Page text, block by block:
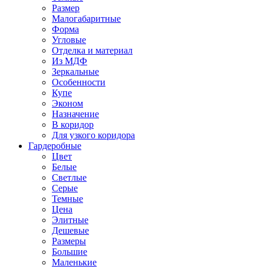
Размер
Малогабаритные
Форма
Угловые
Отделка и материал
Из МДФ
Зеркальные
Особенности
Купе
Эконом
Назначение
В коридор
Для узкого коридора
Гардеробные
Цвет
Белые
Светлые
Серые
Темные
Цена
Элитные
Дешевые
Размеры
Большие
Маленькие